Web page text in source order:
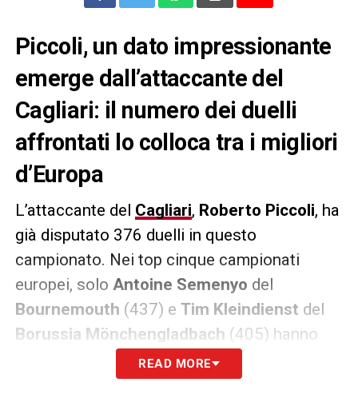
Piccoli, un dato impressionante
emerge dall’attaccante del
Cagliari: il numero dei duelli
affrontati lo colloca tra i migliori
d’Europa
L’attaccante del Cagliari, Roberto Piccoli, ha
già disputato 376 duelli in questo
campionato. Nei top cinque campionati
europei, solo Antoine Semenyo del
Bournemouth (437) e Tim Kleindienst del
Borussia Mönchengladbach (405) hanno
fatto meglio. Oltre a questo primato, il
centravanti rossoblù ha raggiunto quota
READ MORE